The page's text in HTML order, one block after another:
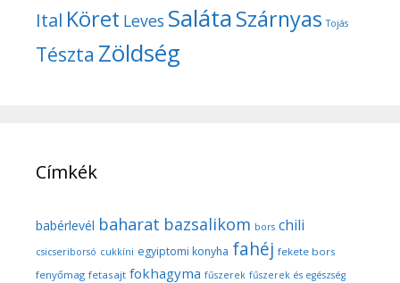
Ital Köret Leves SalátaSzárnyas Tojás
Tészta Zöldség
Címkék
babérlevél baharat bazsalikom bors chili
csicseriborsó cukkíni egyiptomi konyha fahéj fekete bors
fenyőmag fetasajt fokhagyma fűszerek fűszerek és egészség